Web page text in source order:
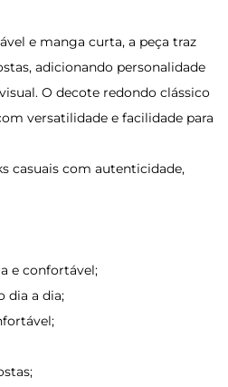
e manga curta, a peça traz
adicionando personalidade
O decote redondo clássico
versatilidade e facilidade para
casuais com autenticidade,
e confortável;
dia a dia;